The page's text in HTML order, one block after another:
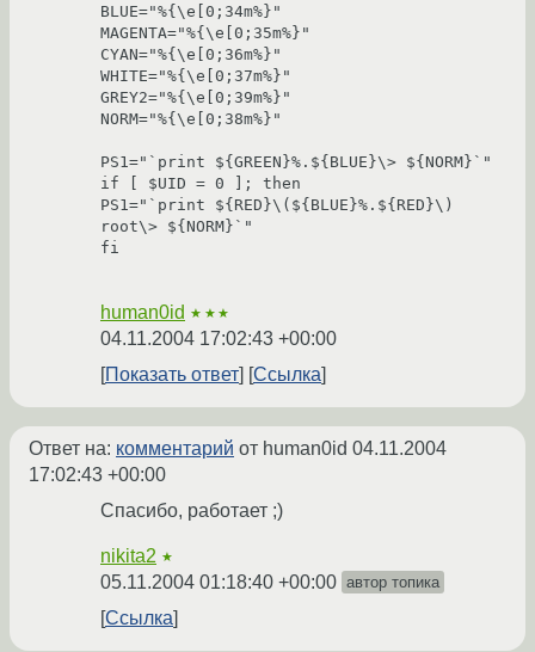
BLUE="%{\e[0;34m%}"
MAGENTA="%{\e[0;35m%}"
CYAN="%{\e[0;36m%}"
WHITE="%{\e[0;37m%}"
GREY2="%{\e[0;39m%}"
NORM="%{\e[0;38m%}"
PS1="`print ${GREEN}%.${BLUE}\> ${NORM}`"
if [ $UID = 0 ]; then
PS1="`print ${RED}\(${BLUE}%.${RED}\)
root\> ${NORM}`"
fi
human0id ★★★
04.11.2004 17:02:43 +00:00
Показать ответ
Ссылка
Ответ на: комментарий от human0id 04.11.2004
17:02:43 +00:00
Спасибо, работает ;)
nikita2 ★
05.11.2004 01:18:40 +00:00 автор топика
Ссылка